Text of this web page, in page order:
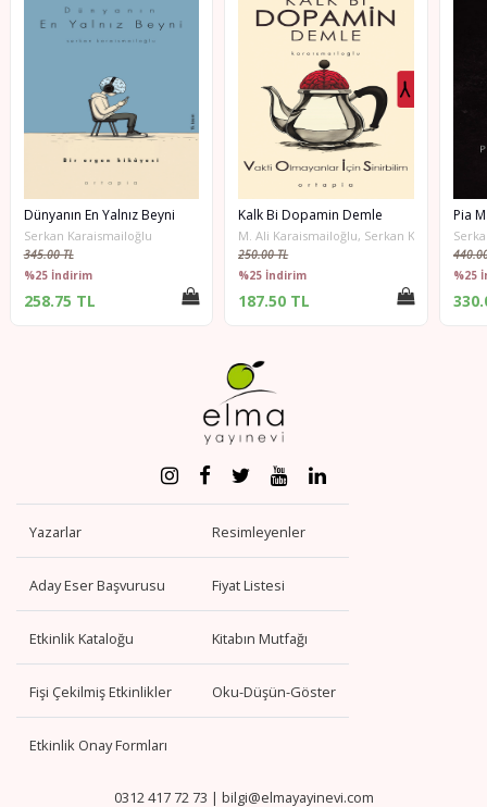
Dünyanın En Yalnız Beyni
Serkan Karaismailoğlu
345.00 TL
%25 İndirim
258.75 TL
Kalk Bi Dopamin Demle
M. Ali Karaismailoğlu, Serkan
250.00 TL
%25 İndirim
187.50 TL
Pia
%25
Yazarlar Resimleyenler
Aday Eser Başvurusu Fiyat Listesi
Etkinlik Kataloğu Kitabın Mutfağı
Fişi Çekilmiş Etkinlikler Oku-Düşün-Göster
Etkinlik Onay Formları
0312 417 72 73 | bilgi@elmayayinevi.com